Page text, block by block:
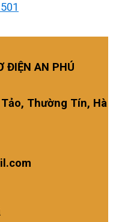
ĐIỆN AN PHÚ
Thường Tín, Hà